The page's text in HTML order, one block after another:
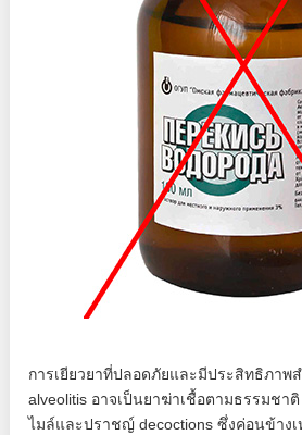
การเยียวยาที่ปลอดภัยและมีประสิทธิภาพ
alveolitis อาจเป็นยาฆ่าเชื้อตามธรรมชา
ไมล์และปราชญ์ decoctions ซึ่งค่อนข้าง